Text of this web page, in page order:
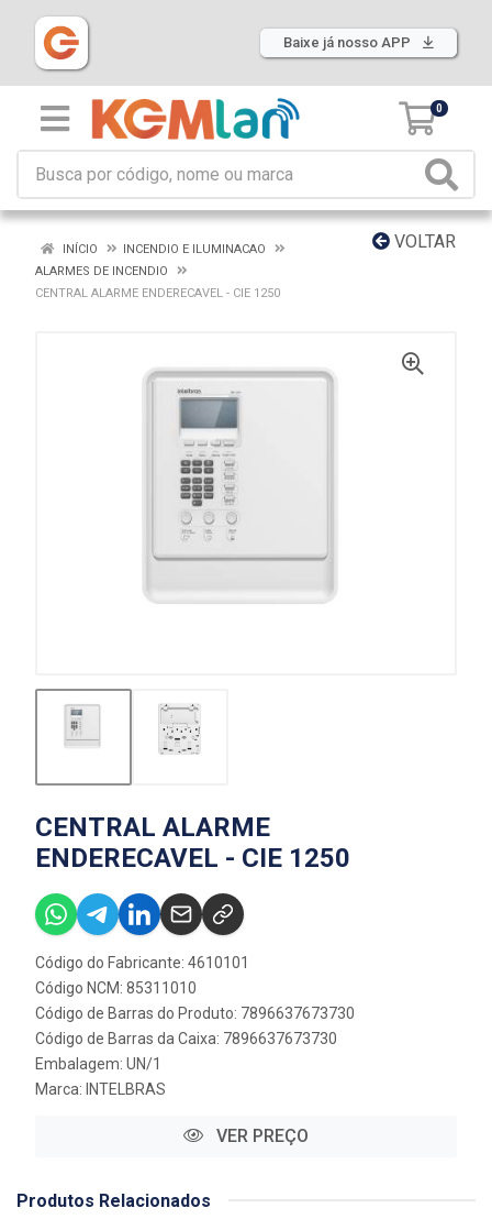
Baixe já nosso APP
0
VOLTAR
INÍCIO
INCENDIO E ILUMINACAO
ALARMES DE INCENDIO
CENTRAL ALARME ENDERECAVEL - CIE 1250
CENTRAL ALARME
ENDERECAVEL - CIE 1250
Código do Fabricante: 4610101
Código NCM: 85311010
Código de Barras do Produto: 7896637673730
Código de Barras da Caixa: 7896637673730
Embalagem: UN/1
Marca: INTELBRAS
VER PREÇO
Produtos Relacionados